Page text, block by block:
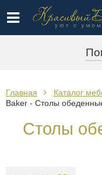
Главная Каталог
Baker - Столы
Столы